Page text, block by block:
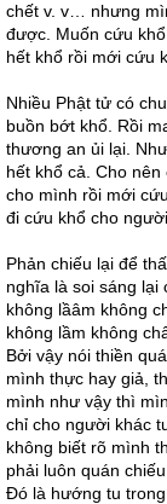
chết v. v… nhưng
được. Muốn cứu
hết khổ rồi mới cứu
Nhiều Phật tử có
buồn bớt khổ. Rồi
thương an ủi lại.
hết khổ cả. Cho
cho mình rồi mới
đi cứu khổ cho
Phản chiếu lại để
nghĩa là soi sáng lại
không lầâm không
không lầm không
Bởi vậy nói thiền
mình thực hay giả,
mình như vậy thì
chỉ cho người khác
không biết rõ mình
phải luôn quán
Đó là hướng tu